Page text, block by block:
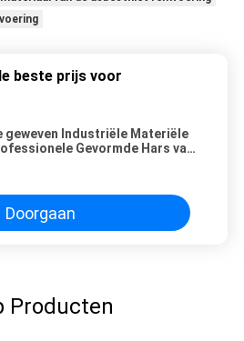
beste prijs voor
geweven Industriële Materiële
Gevormde Hars van
Doorgaan
Producten